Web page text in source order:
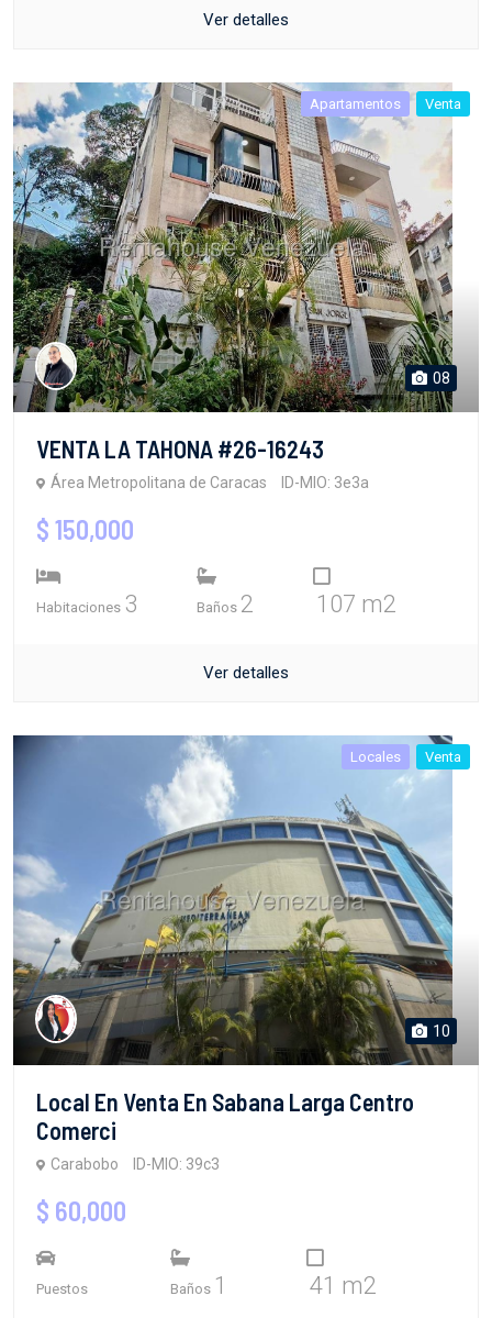
Ver detalles
Apartamentos Venta
08
VENTA LA TAHONA #26-16243
Área Metropolitana de Caracas ID-MIO: 3e3a
$ 150,000
Habitaciones 3 Baños 2 107 m2
Ver detalles
Locales Venta
10
Local En Venta En Sabana Larga Centro
Comerci
Carabobo ID-MIO: 39c3
$ 60,000
Puestos Baños 1 41 m2